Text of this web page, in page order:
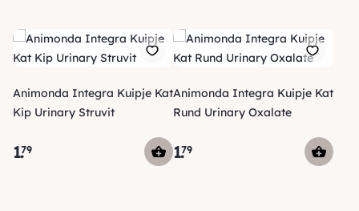
Animonda Integra Kuipje Kat
Kip Urinary Struvit
1.79
Animonda Integra Kuipje Kat
Rund Urinary Oxalate
1.79